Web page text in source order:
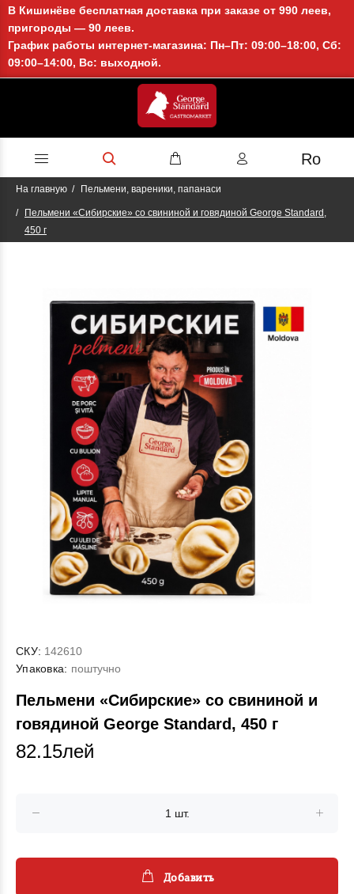
В Кишинёве бесплатная доставка при заказе от 990 леев,
пригороды — 90 леев.
График работы интернет-магазина: Пн–Пт: 09:00–18:00, Сб:
09:00–14:00, Вс: выходной.
Ro
На главную Пельмени, вареники, папанаси
Пельмени «Сибирские» со свининой и говядиной George Standard,
450 г
СКУ: 142610
Упаковка: поштучно
Пельмени «Сибирские» со свининой и
говядиной George Standard, 450 г
82.15лей
Добавить